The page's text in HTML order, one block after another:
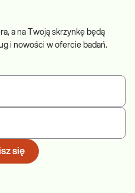
a na Twoją skrzynkę będą
i nowości w ofercie badań.
się